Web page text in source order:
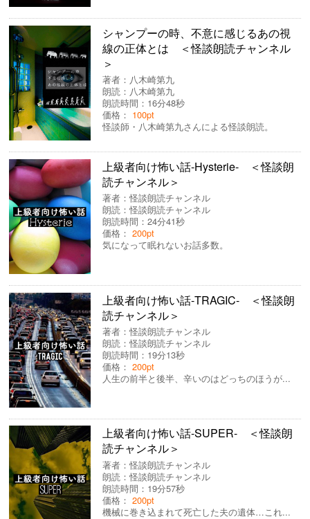
シャンプーの時、不意に感じるあの視
線の正体とは ＜怪談朗読チャンネル
＞
著者： 八木崎第九
朗読： 八木崎第九
朗読時間：16分48秒
価格： 100pt
怪談師・八木崎第九さんによる怪談朗読。
上級者向け怖い話-Hysterie- ＜怪談朗
読チャンネル＞
著者：怪談朗読チャンネル
朗読：怪談朗読チャンネル
朗読時間：24分41秒
価格：200pt
気になって眠れないお話多数。
上級者向け怖い話-TRAGIC- ＜怪談朗
読チャンネル＞
著者：怪談朗読チャンネル
朗読：怪談朗読チャンネル
朗読時間：19分13秒
価格：200pt
人生の前半と後半、辛いのはどっちのほうが...
上級者向け怖い話-SUPER- ＜怪談朗
読チャンネル＞
著者：怪談朗読チャンネル
朗読：怪談朗読チャンネル
朗読時間：19分57秒
価格：200pt
機械に巻き込まれて死亡した夫の遺体…これ...